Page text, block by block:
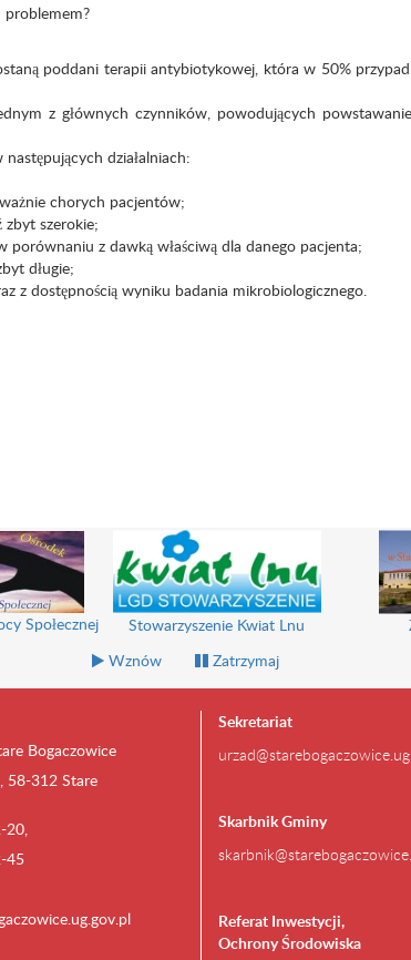
poddani terapii antybiotykowej, która w 50%
z głównych czynników, powodujących
działalniach:
chorych pacjentów;
szerokie;
z dawką właściwą dla danego pacjenta;
długie;
dostępnością wyniku badania mikrobiologicznego.
Społecznej Stowarzyszenie Kwiat Lnu
Wznów Zatrzymaj
Bogaczowice
58-312 Stare
20,
45
Sekretariat
Skarbnik Gminy
Referat Inwestycji,
Ochrony Środowiska